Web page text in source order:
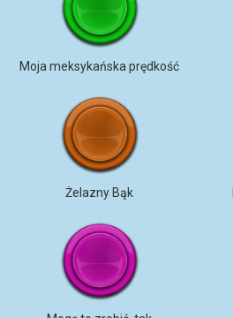
Moja meksykańska prędkość
Żelazny Bąk